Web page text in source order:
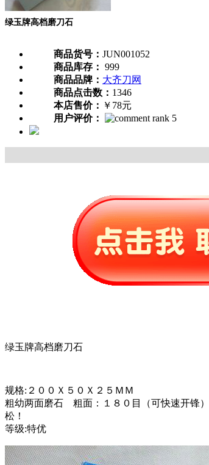
绿玉牌高档磨刀石
商品货号： JUN001052
商品库存： 999
商品品牌： 大齐刀网
商品点击数： 1346
本店售价： ￥78元
用户评价：
绿玉牌高档磨刀石
规格:２００Ｘ５０Ｘ２５ＭＭ
粗幼两面磨石 粗面：１８０目（可快速开锋
松！
等级:特优